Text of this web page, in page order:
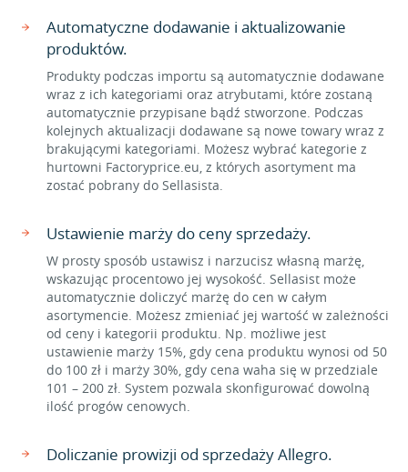
Automatyczne dodawanie i aktualizowanie
produktów.
Produkty podczas importu są automatycznie dodawane
wraz z ich kategoriami oraz atrybutami, które zostaną
automatycznie przypisane bądź stworzone. Podczas
kolejnych aktualizacji dodawane są nowe towary wraz z
brakującymi kategoriami. Możesz wybrać kategorie z
hurtowni Factoryprice.eu, z których asortyment ma
zostać pobrany do Sellasista.
Ustawienie marży do ceny sprzedaży.
W prosty sposób ustawisz i narzucisz własną marżę,
wskazując procentowo jej wysokość. Sellasist może
automatycznie doliczyć marżę do cen w całym
asortymencie. Możesz zmieniać jej wartość w zależności
od ceny i kategorii produktu. Np. możliwe jest
ustawienie marży 15%, gdy cena produktu wynosi od 50
do 100 zł i marży 30%, gdy cena waha się w przedziale
101 – 200 zł. System pozwala skonfigurować dowolną
ilość progów cenowych.
Doliczanie prowizji od sprzedaży Allegro.